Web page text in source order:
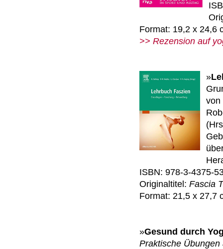
Format: 19,2 x 24,6
>> Rezension auf
»
von
ISBN: 978-3-4375-
Originaltitel: Fascia
Format: 21,5 x 27,7
»Gesund durch
Praktische